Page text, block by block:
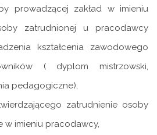
prowadzącej zakład w imieniu
zatrudnionej u pracodawcy
kształcenia zawodowego
( dyplom mistrzowski,
pedagogiczne),
zatrudnienie osoby
imieniu pracodawcy,